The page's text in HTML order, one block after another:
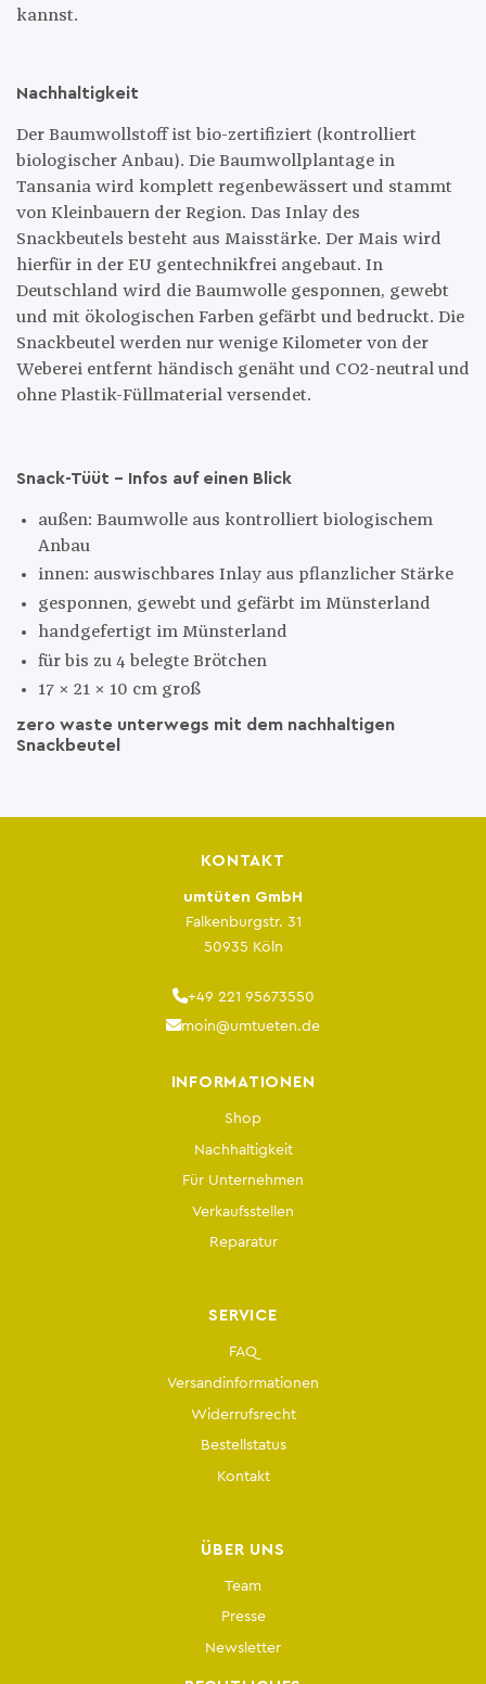
kannst.
Nachhaltigkeit
Der Baumwollstoff ist bio-zertifiziert (kontrolliert
biologischer Anbau). Die Baumwollplantage in
Tansania wird komplett regenbewässert und stammt
von Kleinbauern der Region. Das Inlay des
Snackbeutels besteht aus Maisstärke. Der Mais wird
hierfür in der EU gentechnikfrei angebaut. In
Deutschland wird die Baumwolle gesponnen, gewebt
und mit ökologischen Farben gefärbt und bedruckt. Die
Snackbeutel werden nur wenige Kilometer von der
Weberei entfernt händisch genäht und CO2-neutral und
ohne Plastik-Füllmaterial versendet.
Snack-Tüüt - Infos auf einen Blick
außen: Baumwolle aus kontrolliert biologischem
Anbau
innen: auswischbares Inlay aus pflanzlicher Stärke
gesponnen, gewebt und gefärbt im Münsterland
handgefertigt im Münsterland
für bis zu 4 belegte Brötchen
17 x 21 x 10 cm groß
zero waste unterwegs mit dem nachhaltigen
Snackbeutel
KONTAKT
umtüten GmbH
Falkenburgstr. 31
50935 Köln
+49 221 95673550
moin@umtueten.de
INFORMATIONEN
Shop
Nachhaltigkeit
Für Unternehmen
Verkaufsstellen
Reparatur
SERVICE
FAQ
Versandinformationen
Widerrufsrecht
Bestellstatus
Kontakt
ÜBER UNS
Team
Presse
Newsletter